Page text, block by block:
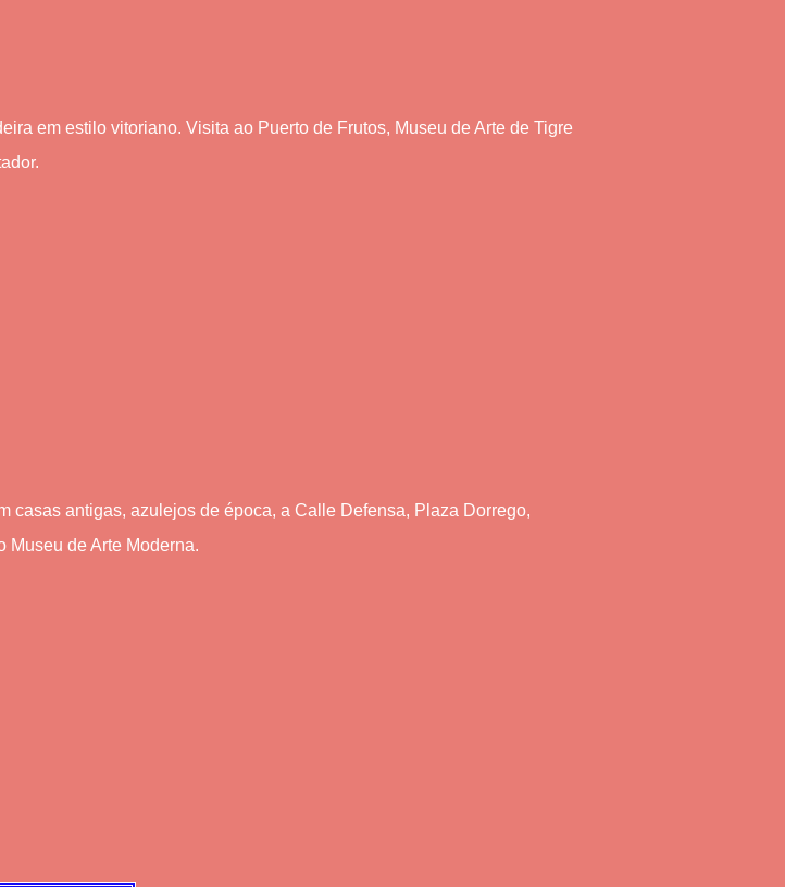
em estilo vitoriano. Visita ao Puerto de Frutos, Museu de Arte de Tigre
casas antigas, azulejos de época, a Calle Defensa, Plaza Dorrego,
Museu de Arte Moderna.